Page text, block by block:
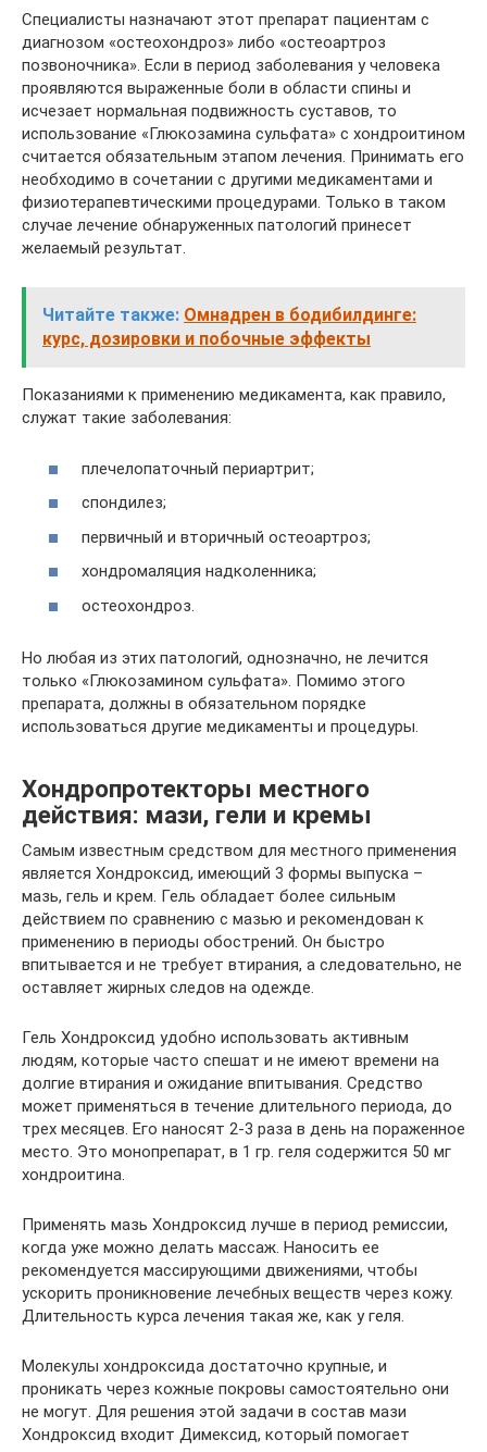
Специалисты назначают этот препарат пациентам с
диагнозом «остеохондроз» либо «остеоартроз
позвоночника». Если в период заболевания у человека
проявляются выраженные боли в области спины и
исчезает нормальная подвижность суставов, то
использование «Глюкозамина сульфата» с хондроитином
считается обязательным этапом лечения. Принимать его
необходимо в сочетании с другими медикаментами и
физиотерапевтическими процедурами. Только в таком
случае лечение обнаруженных патологий принесет
желаемый результат.
Читайте также: Омнадрен в бодибилдинге:
курс, дозировки и побочные эффекты
Показаниями к применению медикамента, как правило,
служат такие заболевания:
плечелопаточный периартрит;
спондилез;
первичный и вторичный остеоартроз;
хондромаляция надколенника;
остеохондроз.
Но любая из этих патологий, однозначно, не лечится
только «Глюкозамином сульфата». Помимо этого
препарата, должны в обязательном порядке
использоваться другие медикаменты и процедуры.
Хондропротекторы местного
действия: мази, гели и кремы
Самым известным средством для местного применения
является Хондроксид, имеющий 3 формы выпуска –
мазь, гель и крем. Гель обладает более сильным
действием по сравнению с мазью и рекомендован к
применению в периоды обострений. Он быстро
впитывается и не требует втирания, а следовательно, не
оставляет жирных следов на одежде.
Гель Хондроксид удобно использовать активным
людям, которые часто спешат и не имеют времени на
долгие втирания и ожидание впитывания. Средство
может применяться в течение длительного периода, до
трех месяцев. Его наносят 2-3 раза в день на пораженное
место. Это монопрепарат, в 1 гр. геля содержится 50 мг
хондроитина.
Применять мазь Хондроксид лучше в период ремиссии,
когда уже можно делать массаж. Наносить ее
рекомендуется массирующими движениями, чтобы
ускорить проникновение лечебных веществ через кожу.
Длительность курса лечения такая же, как у геля.
Молекулы хондроксида достаточно крупные, и
проникать через кожные покровы самостоятельно они
не могут. Для решения этой задачи в состав мази
Хондроксид входит Димексид, который помогает